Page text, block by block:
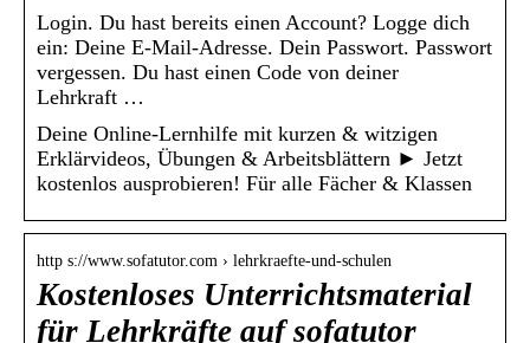
Login. Du hast bereits einen Account? Logge dich
ein: Deine E-Mail-Adresse. Dein Passwort. Passwort
vergessen. Du hast einen Code von deiner
Lehrkraft …
Deine Online-Lernhilfe mit kurzen & witzigen
Erklärvideos, Übungen & Arbeitsblättern ► Jetzt
kostenlos ausprobieren! Für alle Fächer & Klassen
http s://www.sofatutor.com › lehrkraefte-und-schulen
Kostenloses Unterrichtsmaterial
für Lehrkräfte auf sofatutor